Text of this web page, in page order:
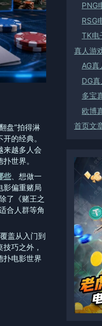
盘”拍得淋
开的经典。
来越多人会
世界。
些、想做一
影偏重赌局
了《赌王之
合人群等角
盖从入门到
巧之外，
扑电影世界
PNG
RSG
TK电
真人游
AG真
DG真
多宝
欧博
首页文